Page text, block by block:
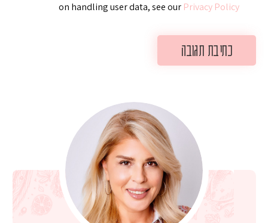
on handling user data, see our Privacy Policy